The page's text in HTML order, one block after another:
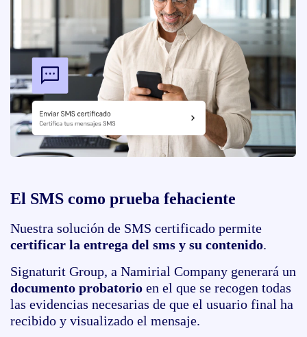
El SMS como prueba fehaciente
Nuestra solución de SMS certificado permite
certificar la entrega del sms y su contenido.
Signaturit Group, a Namirial Company generará un
documento probatorio en el que se recogen todas
las evidencias necesarias de que el usuario final ha
recibido y visualizado el mensaje.